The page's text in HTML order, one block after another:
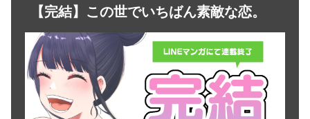
【完結】この世でいちばん素敵な恋。